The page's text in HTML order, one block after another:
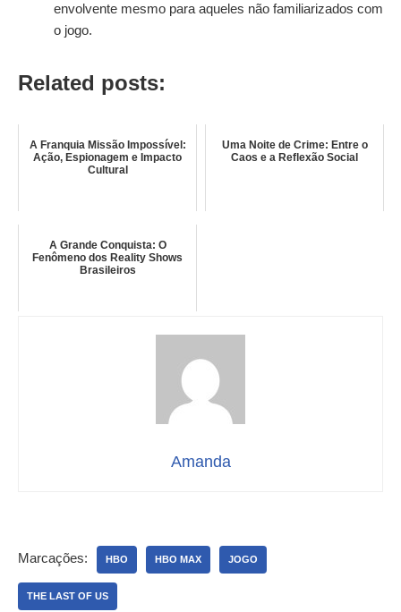
envolvente mesmo para aqueles não familiarizados com
o jogo.
Related posts:
A Franquia Missão Impossível:
Ação, Espionagem e Impacto
Cultural
Uma Noite de Crime: Entre o
Caos e a Reflexão Social
A Grande Conquista: O
Fenômeno dos Reality Shows
Brasileiros
Amanda
Marcações: HBO HBO MAX JOGO
THE LAST OF US